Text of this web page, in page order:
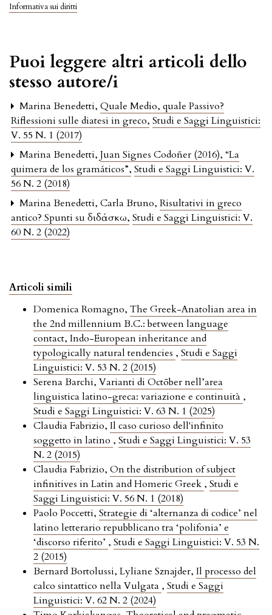
Informativa sui diritti
Puoi leggere altri articoli dello
stesso autore/i
Marina Benedetti, Quale Medio, quale Passivo?
Riflessioni sulle diatesi in greco, Studi e Saggi Linguistici:
V. 55 N. 1 (2017)
Marina Benedetti, Juan Signes Codoñer (2016), “La
quimera de los gramáticos”, Studi e Saggi Linguistici: V.
56 N. 2 (2018)
Marina Benedetti, Carla Bruno, Risultativi in greco
antico? Spunti su διδάσκω, Studi e Saggi Linguistici: V.
60 N. 2 (2022)
Articoli simili
Domenica Romagno, The Greek-Anatolian area in
the 2nd millennium B.C.: between language
contact, Indo-European inheritance and
typologically natural tendencies , Studi e Saggi
Linguistici: V. 53 N. 2 (2015)
Serena Barchi, Varianti di Octōber nell’area
linguistica latino-greca: variazione e continuità ,
Studi e Saggi Linguistici: V. 63 N. 1 (2025)
Claudia Fabrizio, Il caso curioso dell'infinito
soggetto in latino , Studi e Saggi Linguistici: V. 53
N. 2 (2015)
Claudia Fabrizio, On the distribution of subject
infinitives in Latin and Homeric Greek , Studi e
Saggi Linguistici: V. 56 N. 1 (2018)
Paolo Poccetti, Strategie di ‘alternanza di codice’ nel
latino letterario repubblicano tra ‘polifonia’ e
‘discorso riferito’ , Studi e Saggi Linguistici: V. 53 N.
2 (2015)
Bernard Bortolussi, Lyliane Sznajder, Il processo del
calco sintattico nella Vulgata , Studi e Saggi
Linguistici: V. 62 N. 2 (2024)